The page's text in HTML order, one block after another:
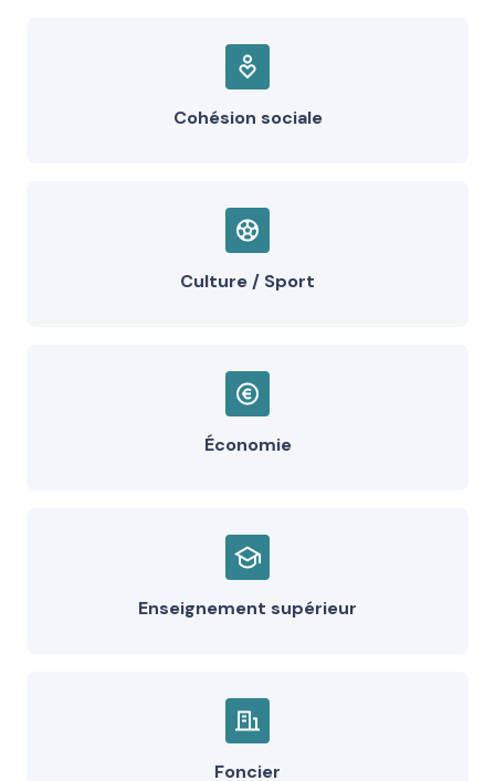
Cohésion sociale
Culture / Sport
Économie
Enseignement supérieur
Foncier